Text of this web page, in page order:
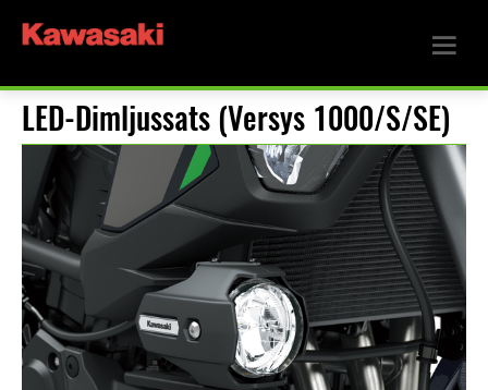
LED-Dimljussats (Versys 1000/S/SE)